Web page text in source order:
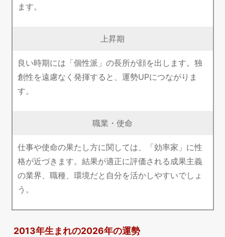
ます。
上昇期
良い時期には「個性派」の長所が顔を出します。独
創性を遠慮なく発揮すると、運勢UPにつながりま
す。
職業・使命
仕事や使命の果たし方に関しては、「効率家」に性
格が近づきます。結果が適正に評価される成果主義
の業界、職種、環境だと自分を活かしやすいでしょ
う。
2013年生まれの2026年の運勢